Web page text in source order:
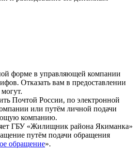
форме в управляющей компании
Отказать вам в предоставлении
Почтой России, по электронной
или путём личной подачи
компанию.
ГБУ «Жилищник района Якиманка»
путём подачи обращения
обращение».